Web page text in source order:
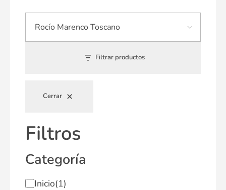
Filtrar productos
Cerrar
Filtros
Categoría
Inicio(1)